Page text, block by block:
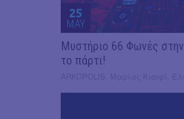
25
MAY
Μυστήριο 66 Φωνές
το πάρτι!